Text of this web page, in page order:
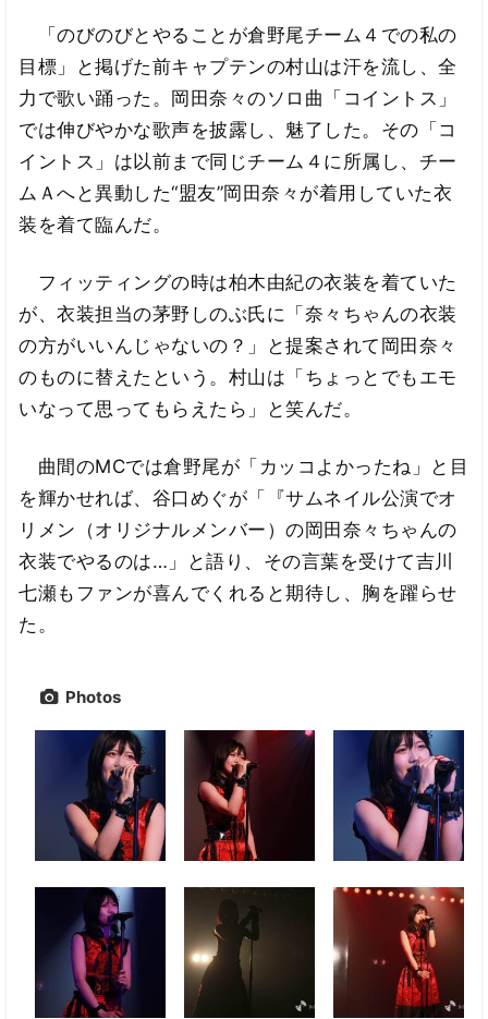
「のびのびとやることが倉野尾チーム４での私の
目標」と掲げた前キャプテンの村山は汗を流し、全
力で歌い踊った。岡田奈々のソロ曲「コイントス」
では伸びやかな歌声を披露し、魅了した。その「コ
イントス」は以前まで同じチーム４に所属し、チー
ムＡへと異動した“盟友”岡田奈々が着用していた衣
装を着て臨んだ。
フィッティングの時は柏木由紀の衣装を着ていた
が、衣装担当の茅野しのぶ氏に「奈々ちゃんの衣装
の方がいいんじゃないの？」と提案されて岡田奈々
のものに替えたという。村山は「ちょっとでもエモ
いなって思ってもらえたら」と笑んだ。
曲間のMCでは倉野尾が「カッコよかったね」と目
を輝かせれば、谷口めぐが「『サムネイル公演でオ
リメン（オリジナルメンバー）の岡田奈々ちゃんの
衣装でやるのは…」と語り、その言葉を受けて吉川
七瀬もファンが喜んでくれると期待し、胸を躍らせ
た。
Photos